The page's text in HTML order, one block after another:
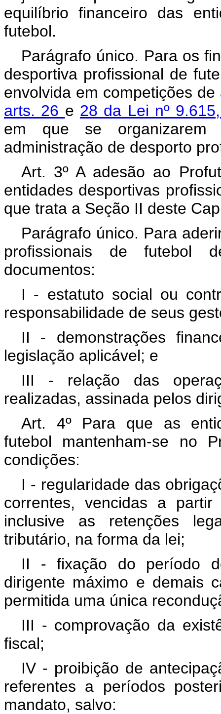
equilíbrio financeiro das
futebol.
Parágrafo único. Para os
desportiva profissional de
envolvida em competições
arts. 26 e 28 da Lei nº
em que se organizarem
administração de desporto
Art. 3º A adesão ao
entidades desportivas
que trata a Seção II deste
Parágrafo único. Para
profissionais de futebol
documentos:
I - estatuto social ou
responsabilidade de seus
II - demonstrações
legislação aplicável; e
III - relação das
realizadas, assinada pelos
Art. 4º Para que as
futebol mantenham-se no
condições:
I - regularidade das
correntes, vencidas a
inclusive as retenções
tributário, na forma da lei;
II - fixação do período
dirigente máximo e demais
permitida uma única
III - comprovação da
fiscal;
IV - proibição de
referentes a períodos
mandato, salvo: